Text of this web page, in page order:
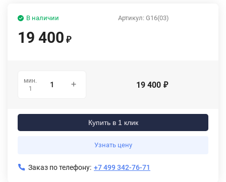
Артикул: G16(03)
В наличии
19 400 ₽
мин.
1
19 400 ₽
Купить в 1 клик
Узнать цену
Заказ по телефону: +7 499 342-76-71